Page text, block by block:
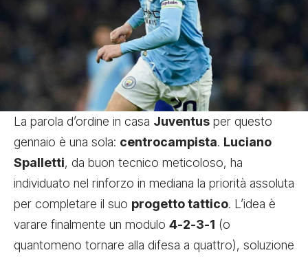
La parola d’ordine in casa Juventus per questo
gennaio è una sola: centrocampista. Luciano
Spalletti, da buon tecnico meticoloso, ha
individuato nel rinforzo in mediana la priorità assoluta
per completare il suo progetto tattico. L’idea è
varare finalmente un modulo 4-2-3-1 (o
quantomeno tornare alla difesa a quattro), soluzione